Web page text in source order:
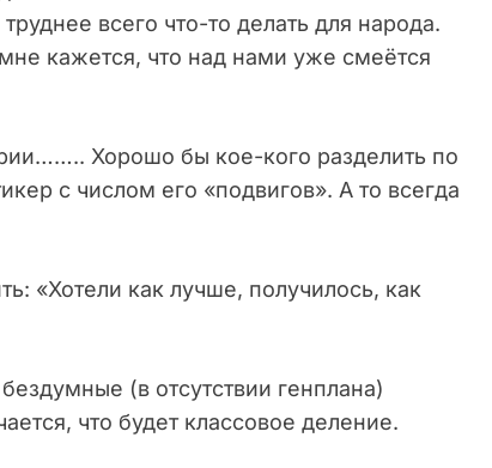
всего что-то делать для народа.
кажется, что над нами уже смеётся
Хорошо бы кое-кого разделить по
с числом его «подвигов». А то всегда
«Хотели как лучше, получилось, как
(в отсутствии генплана)
что будет классовое деление.